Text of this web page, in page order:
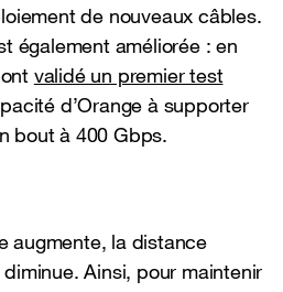
de nouveaux câbles.
également améliorée : en
validé un premier test
d’Orange à supporter
bout à 400 Gbps.
augmente, la distance
Ainsi, pour maintenir